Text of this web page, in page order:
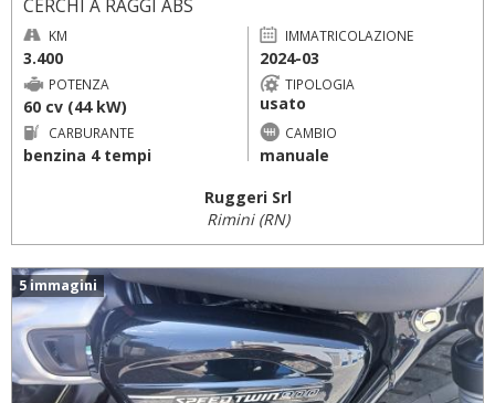
CERCHI A RAGGI ABS
KM
3.400
IMMATRICOLAZIONE
2024-03
POTENZA
60 cv (44 kW)
TIPOLOGIA
usato
CARBURANTE
benzina 4 tempi
CAMBIO
manuale
Ruggeri Srl
Rimini (RN)
5 immagini